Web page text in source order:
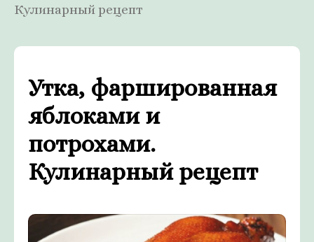
Кулинарный рецепт
Утка, фаршированная
яблоками и
потрохами.
Кулинарный рецепт